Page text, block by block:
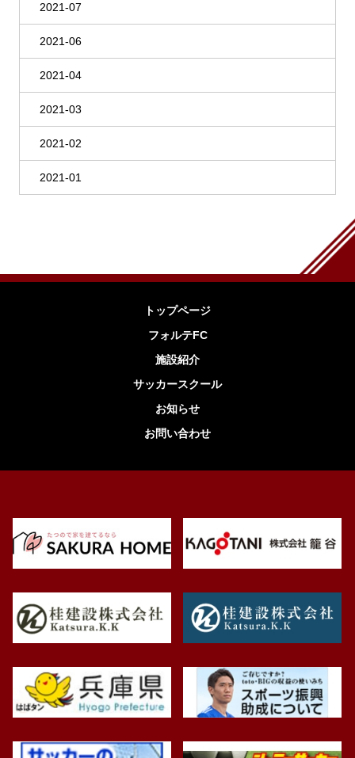
2021-07
2021-06
2021-04
2021-03
2021-02
2021-01
トップページ
フォルテFC
施設紹介
サッカースクール
お知らせ
お問い合わせ